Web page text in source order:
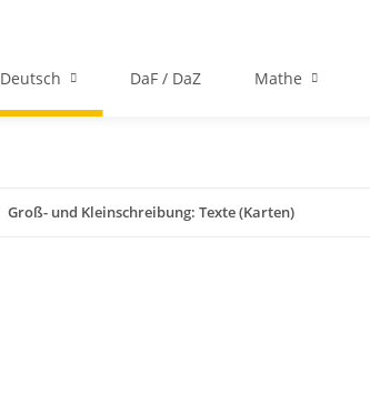
Deutsch DaF / DaZ Mathe
Groß- und Kleinschreibung: Texte (Karten)